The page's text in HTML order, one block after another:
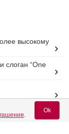
высокому
слоган “One
COVID-19
.
Ok